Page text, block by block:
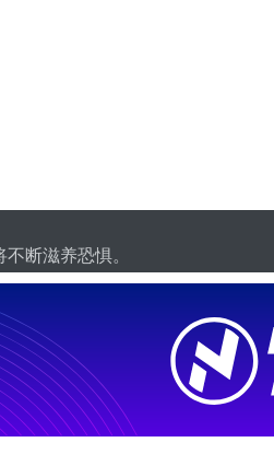
断滋养恐惧。